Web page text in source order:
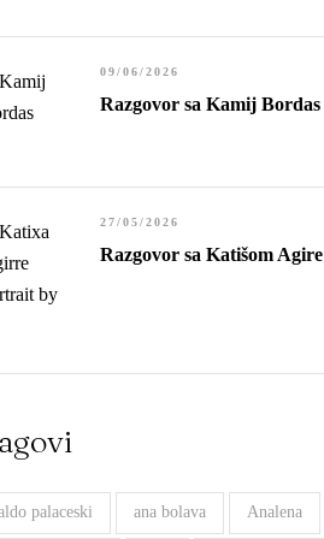
Razgovor sa Kamij Bordas
09/06/2026
Razgovor sa Katišom Agire
27/05/2026
palaceski ana bolava Analena